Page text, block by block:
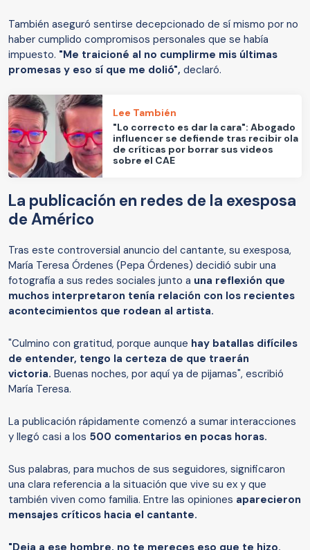
También aseguró sentirse decepcionado de sí mismo por no
haber cumplido compromisos personales que se había
impuesto. "Me traicioné al no cumplirme mis últimas
promesas y eso sí que me dolió", declaró.
Lee También
"Lo correcto es dar la cara": Abogado
influencer se defiende tras recibir ola
de críticas por borrar sus videos
sobre el CAE
La publicación en redes de la exesposa
de Américo
Tras este controversial anuncio del cantante, su exesposa,
María Teresa Órdenes (Pepa Órdenes) decidió subir una
fotografía a sus redes sociales junto a una reflexión que
muchos interpretaron tenía relación con los recientes
acontecimientos que rodean al artista.
"Culmino con gratitud, porque aunque hay batallas difíciles
de entender, tengo la certeza de que traerán
victoria. Buenas noches, por aquí ya de pijamas", escribió
María Teresa.
La publicación rápidamente comenzó a sumar interacciones
y llegó casi a los 500 comentarios en pocas horas.
Sus palabras, para muchos de sus seguidores, significaron
una clara referencia a la situación que vive su ex y que
también viven como familia. Entre las opiniones aparecieron
mensajes críticos hacia el cantante.